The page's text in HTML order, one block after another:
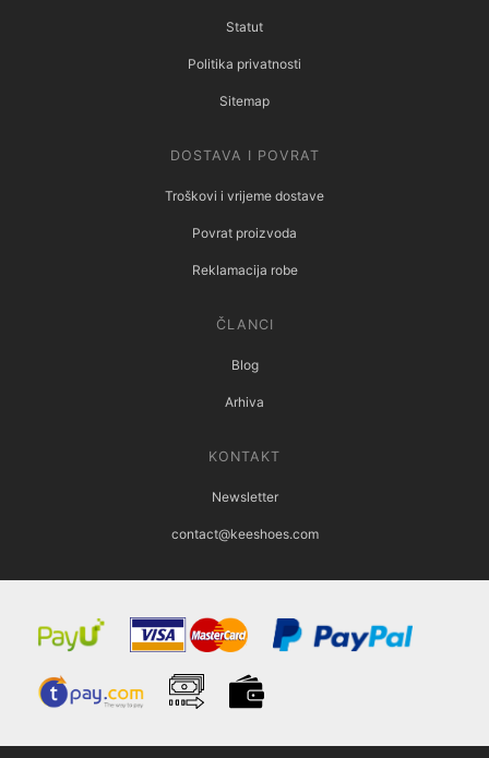
Statut
Politika privatnosti
Sitemap
DOSTAVA I POVRAT
Troškovi i vrijeme dostave
Povrat proizvoda
Reklamacija robe
ČLANCI
Blog
Arhiva
KONTAKT
Newsletter
contact@keeshoes.com